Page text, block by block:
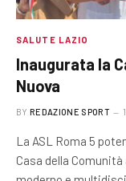
SALUTE LAZIO
Inaugurata la
Nuova
BY REDAZIONE SPORT
La ASL Roma 5
Casa della